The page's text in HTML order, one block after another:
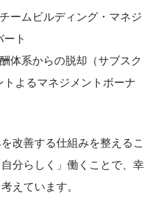
ームビルディング・マネジ
ト
体系からの脱却（サブスク
よるマネジメントボーナ
改善する仕組みを整えるこ
分らしく」働くことで、幸
えています。